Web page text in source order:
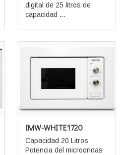
digital de 25 litros de
capacidad ...
IMW-WHITE1720
Capacidad 20 Litros
Potencia del microondas